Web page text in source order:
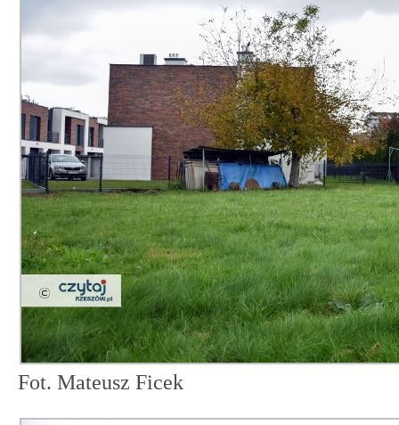
Fot. Mateusz Ficek